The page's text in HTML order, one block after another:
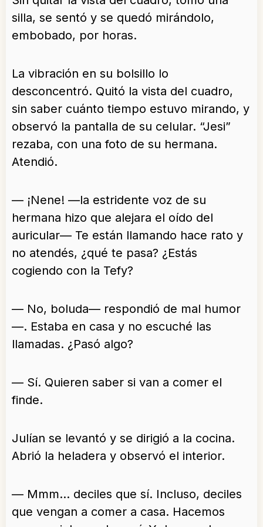
silla, se sentó y se quedó mirándolo,
embobado, por horas.
La vibración en su bolsillo lo
desconcentró. Quitó la vista del cuadro,
sin saber cuánto tiempo estuvo mirando, y
observó la pantalla de su celular. “Jesi”
rezaba, con una foto de su hermana.
Atendió.
— ¡Nene! —la estridente voz de su
hermana hizo que alejara el oído del
auricular— Te están llamando hace rato y
no atendés, ¿qué te pasa? ¿Estás
cogiendo con la Tefy?
— No, boluda— respondió de mal humor
—. Estaba en casa y no escuché las
llamadas. ¿Pasó algo?
— Sí. Quieren saber si van a comer el
finde.
Julían se levantó y se dirigió a la cocina.
Abrió la heladera y observó el interior.
— Mmm… deciles que sí. Incluso, deciles
que vengan a comer a casa. Hacemos